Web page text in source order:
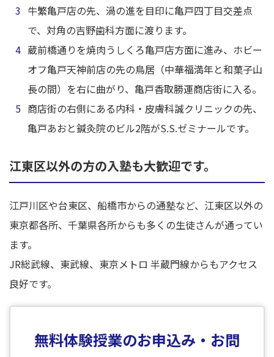
牛繁亀戸店の先、渦の進を目印に亀戸四丁目交差点
で、対角の吉野歯科方面に渡ります。
蔵前橋通りを焼肉うしくろ亀戸店方面に進み、ホビー
オフ亀戸天神前店の先の鳥居（中華福満年と和菓子山
長の間）を右に曲がり、亀戸香取勝運商店街に入る。
商店街の右側にある内科・皮膚科誠クリニックの先、
亀戸あおと鍼灸院のビル2階がS.S.ゼミナールです。
江東区以外の方の入塾も大歓迎です。
江戸川区や台東区、船橋市からの通塾など、江東区以外の
東京都各所、千葉県各所からも多くの生徒さんが通ってい
ます。
JR総武線、東武線、東京メトロ 半蔵門線からもアクセス
良好です。
無料体験授業のお申込み・お問